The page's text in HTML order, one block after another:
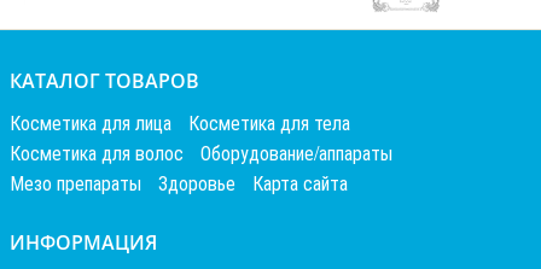
КАТАЛОГ ТОВАРОВ
Косметика для лица
Косметика для тела
Косметика для волос
Оборудование/аппараты
Мезо препараты
Здоровье Карта сайта
ИНФОРМАЦИЯ